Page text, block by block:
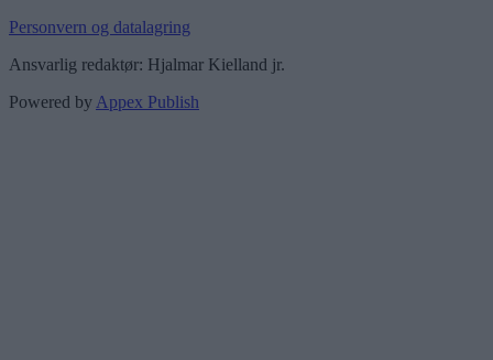
Personvern og datalagring
Ansvarlig redaktør: Hjalmar Kielland jr.
Powered by Appex Publish